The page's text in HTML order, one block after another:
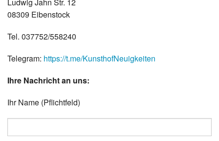
08309 Eibenstock
Tel. 037752/558240
Telegram: https://t.me/KunsthofNeuigkeiten
Ihre Nachricht an uns:
Ihr Name (Pflichtfeld)